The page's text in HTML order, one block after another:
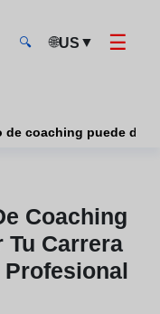
🔍 🌐US ▼ ☰
de coaching puede
Coaching
Tu Carrera